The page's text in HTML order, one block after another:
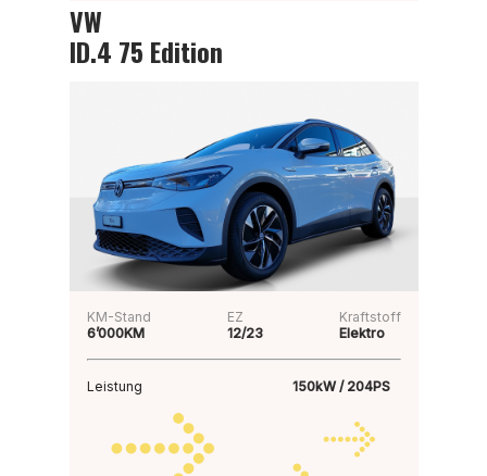
VW
ID.4 75 Edition
KM-Stand
6’000KM
EZ
12/23
Kraftstoff
Elektro
Leistung 150kW / 204PS